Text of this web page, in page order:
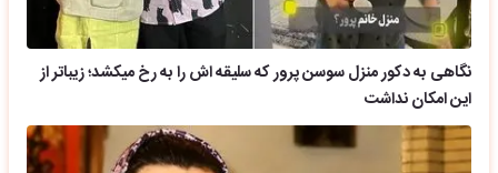
نگاهی به دکور منزل سوسن پرور که سلیقه اش را به رخ میکشد؛ زیباتر از
این امکان نداشت